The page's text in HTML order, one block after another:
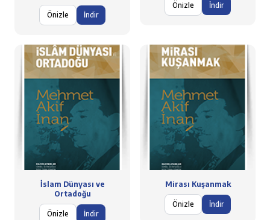
Önizle İndir
Önizle İndir
İslam Dünyası ve
Ortadoğu
Önizle İndir
Mirası Kuşanmak
Önizle İndir